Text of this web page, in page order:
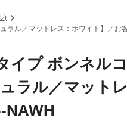
)
ラル／マットレス：ホワイト】
イプ ボンネル
ラル／マットレ
NAWH